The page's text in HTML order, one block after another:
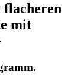
flacheren
mit